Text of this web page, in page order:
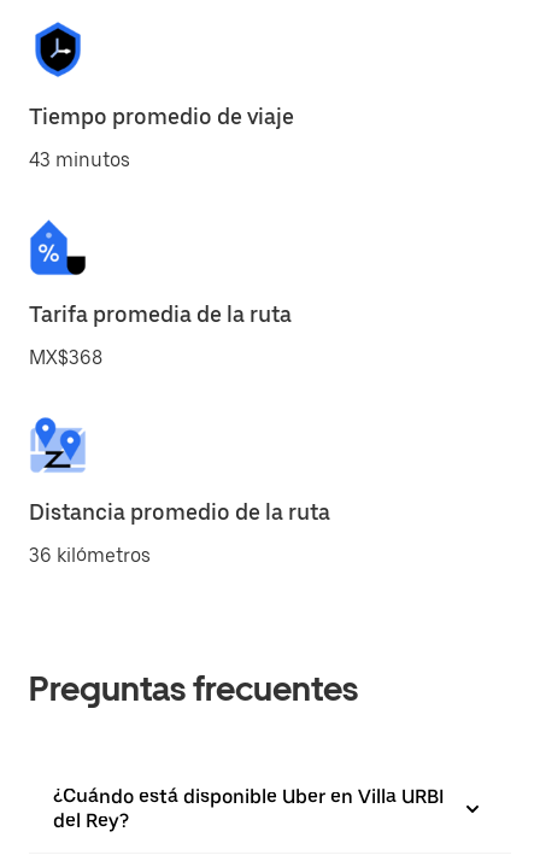
Tiempo promedio de viaje
43 minutos
Tarifa promedia de la ruta
MX$368
Distancia promedio de la ruta
36 kilómetros
Preguntas frecuentes
¿Cuándo está disponible Uber en Villa URBI
del Rey?